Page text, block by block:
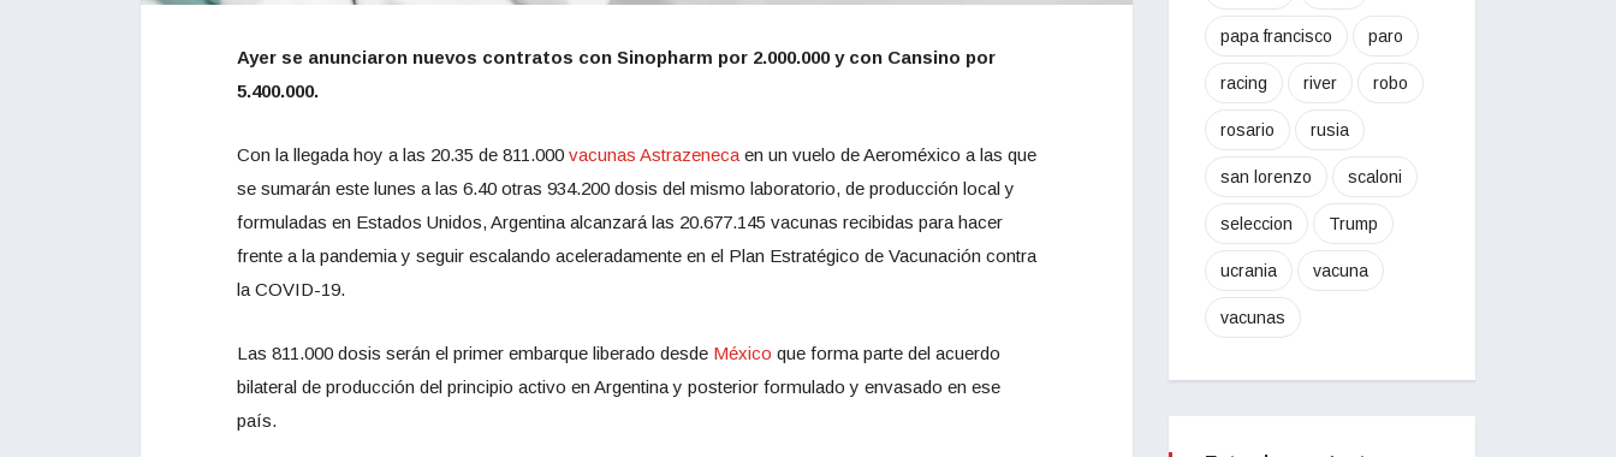
Ayer se anunciaron nuevos contratos con Sinopharm por 2.000.000 y con Cansino por
5.400.000.
Con la llegada hoy a las 20.35 de 811.000 vacunas Astrazeneca en un vuelo de Aeroméxico a las que
se sumarán este lunes a las 6.40 otras 934.200 dosis del mismo laboratorio, de producción local y
formuladas en Estados Unidos, Argentina alcanzará las 20.677.145 vacunas recibidas para hacer
frente a la pandemia y seguir escalando aceleradamente en el Plan Estratégico de Vacunación contra
la COVID-19.
Las 811.000 dosis serán el primer embarque liberado desde México que forma parte del acuerdo
bilateral de producción del principio activo en Argentina y posterior formulado y envasado en ese
país.
papa francisco paro
racing river robo
rosario rusia
san lorenzo scaloni
seleccion Trump
ucrania vacuna
vacunas